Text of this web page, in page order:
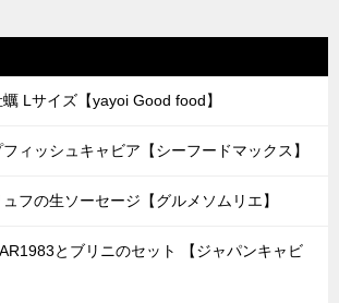
Lサイズ【yayoi Good food】
ィッシュキャビア【シーフードマックス】
フの生ソーセージ【グルメソムリエ】
とブリニのセット 【ジャパンキャビ